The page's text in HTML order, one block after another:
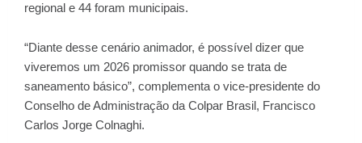
regional e 44 foram municipais.
“Diante desse cenário animador, é possível dizer que
viveremos um 2026 promissor quando se trata de
saneamento básico”, complementa o vice-presidente do
Conselho de Administração da Colpar Brasil, Francisco
Carlos Jorge Colnaghi.